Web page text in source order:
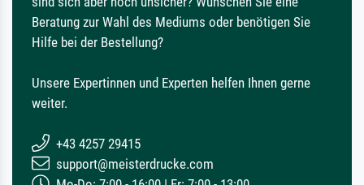
Beratung zur Wahl des Mediums oder benötigen Sie
Hilfe bei der Bestellung?
Unsere Expertinnen und Experten helfen Ihnen gerne
weiter.
+43 4257 29415
support@meisterdrucke.com